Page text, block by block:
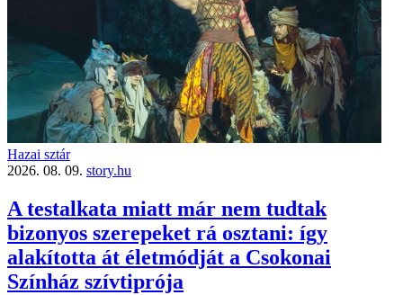
Hazai sztár
2026. 08. 09. story.hu
A testalkata miatt már nem tudtak
bizonyos szerepeket rá osztani: így
alakította át életmódját a Csokonai
Színház szívtiprója